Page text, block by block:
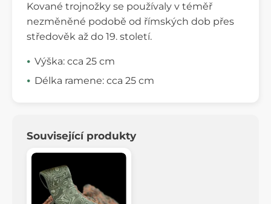
Kované trojnožky se používaly v téměř
nezměněné podobě od římských dob přes
středověk až do 19. století.
Výška: cca 25 cm
Délka ramene: cca 25 cm
Související produkty